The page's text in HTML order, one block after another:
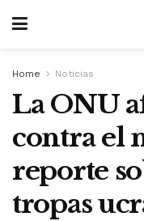
Home Noticias
La ONU
contra el
reporte
tropas